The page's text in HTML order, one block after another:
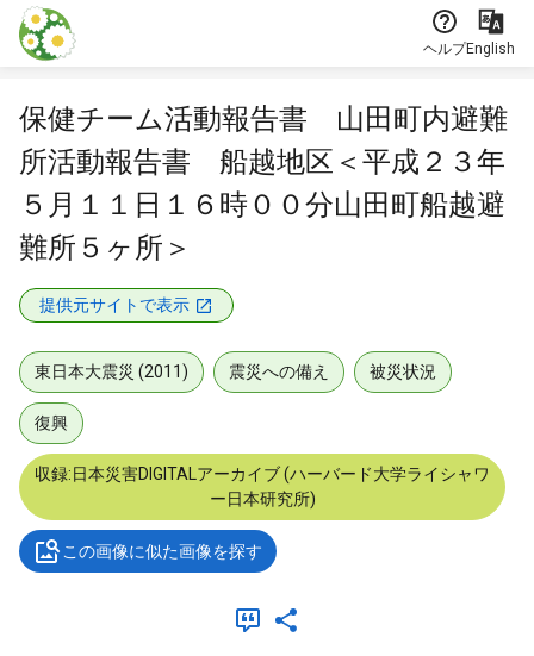
本文に飛ぶ
ヘルプEnglish
保健チーム活動報告書 山田町内避難
所活動報告書 船越地区＜平成２３年
５月１１日１６時００分山田町船越避
難所５ヶ所＞
提供元サイトで表示
東日本大震災 (2011) 震災への備え 被災状況
復興
収録:日本災害DIGITALアーカイブ (ハーバード大学ライシャワ
ー日本研究所)
この画像に似た画像を探す